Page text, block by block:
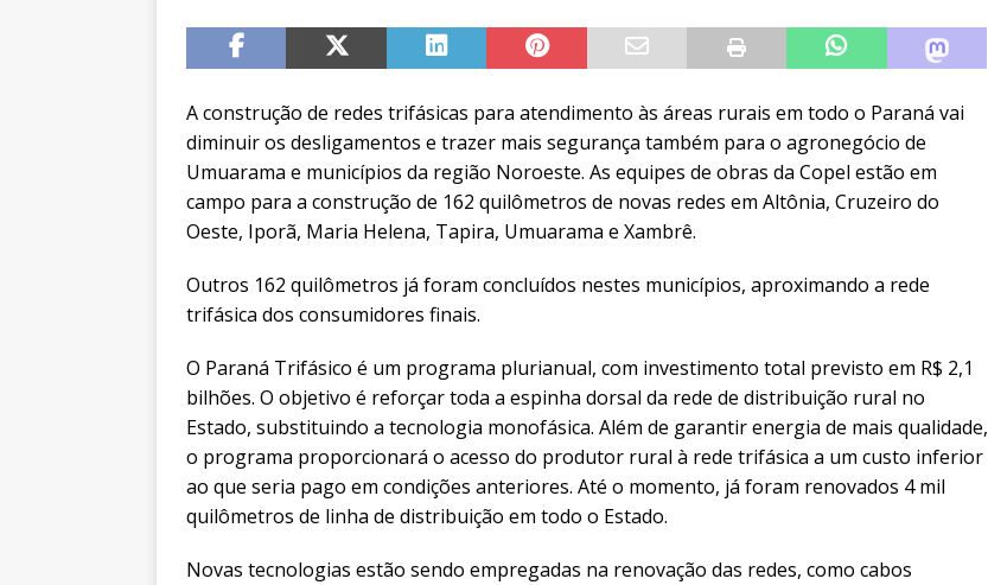
A construção de redes trifásicas para atendimento às áreas rurais em todo o Paraná vai
diminuir os desligamentos e trazer mais segurança também para o agronegócio de
Umuarama e municípios da região Noroeste. As equipes de obras da Copel estão em
campo para a construção de 162 quilômetros de novas redes em Altônia, Cruzeiro do
Oeste, Iporã, Maria Helena, Tapira, Umuarama e Xambrê.
Outros 162 quilômetros já foram concluídos nestes municípios, aproximando a rede
trifásica dos consumidores finais.
O Paraná Trifásico é um programa plurianual, com investimento total previsto em R$ 2,1
bilhões. O objetivo é reforçar toda a espinha dorsal da rede de distribuição rural no
Estado, substituindo a tecnologia monofásica. Além de garantir energia de mais qualidade,
o programa proporcionará o acesso do produtor rural à rede trifásica a um custo inferior
ao que seria pago em condições anteriores. Até o momento, já foram renovados 4 mil
quilômetros de linha de distribuição em todo o Estado.
Novas tecnologias estão sendo empregadas na renovação das redes, como cabos